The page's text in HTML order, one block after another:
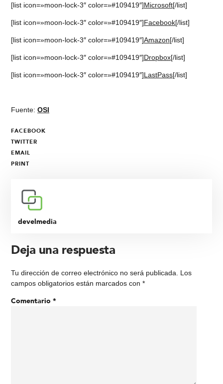
[list icon=»moon-lock-3″ color=»#109419″]Microsoft[/list]
[list icon=»moon-lock-3″ color=»#109419″]Facebook[/list]
[list icon=»moon-lock-3″ color=»#109419″]Amazon[/list]
[list icon=»moon-lock-3″ color=»#109419″]Dropbox[/list]
[list icon=»moon-lock-3″ color=»#109419″]LastPass[/list]
Fuente: OSI
FACEBOOK
TWITTER
EMAIL
PRINT
develmedia
Deja una respuesta
Tu dirección de correo electrónico no será publicada.
Los
campos obligatorios están marcados con *
Comentario *